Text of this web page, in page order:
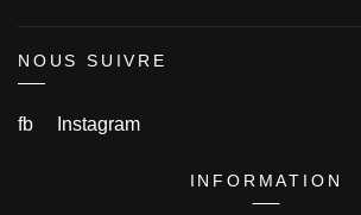
NOUS SUIVRE
fb Instagram
INFORMATION